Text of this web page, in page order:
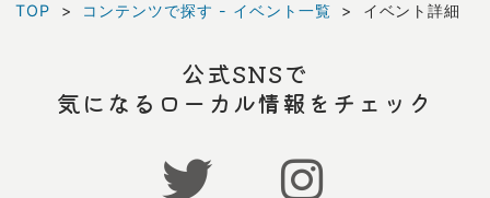
TOP コンテンツで探す - イベント一覧 イベント詳細
公式SNSで
気になるローカル情報をチェック